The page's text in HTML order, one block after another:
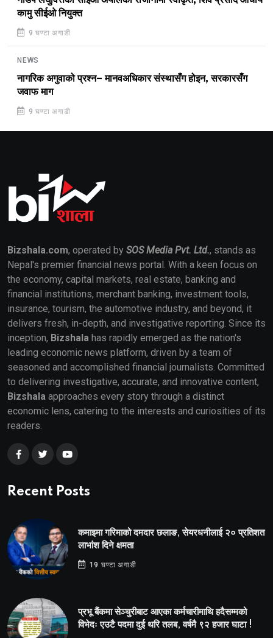
कामु सीईओ नियुक्त
9 घण्टा अगाडी
NEWS
नागरिक अगुवाको प्रश्न– मानवअधिकार संस्थासँग होइन, सरकारसँग
जवाफ माग
9 घण्टा अगाडी
Bizshala.com, operated by SOS Media Pvt. Ltd., stands as
Nepal's premier financial news portal. With a keen focus on
the economy, capital markets, real estate, banking and
financial institutions, merchant banking, investment tools,
insurance, tourism, the automotive industry, and beyond, it
delivers fresh, in-depth, and investigative reporting. Since its
inception, Bizshala has rapidly emerged as the nation's
leading economic news platform, driven by a team of
seasoned and accomplished financial journalists. Committed
to delivering investigative, accurate, and innovative content,
Bizshala approaches every story through a distinct
economic lens, catering to the interests and curiosities of its
readers.
Recent Posts
कमाइमा गरिमाको दमदार छलाङ, सेयरधनीलाई २० प्रतिशत
लाभांश दिने क्षमता
19 घण्टा अगाडी
प्रभू बैंकमा सेञ्चुरीबाट आएका कर्मचारीमाथि हदैसम्मको
विभेदः एउटै पदमा दुई थरि तलब, वर्षमै ९२ हजार घाटा !